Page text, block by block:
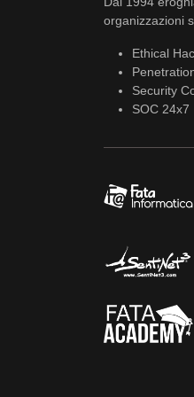
organizzazioni
Ethical
Security
SOC 24x7